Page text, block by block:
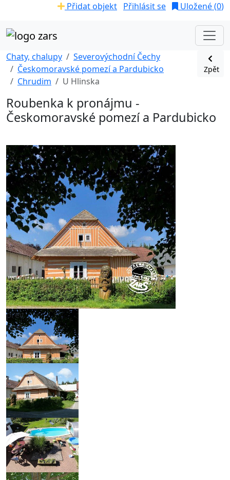
Přidat objekt Přihlásit se Uložené (0)
Chaty, chalupy
Severovýchodní Čechy
Českomoravské pomezí a Pardubicko
Chrudim
U Hlinska
Zpět
Roubenka k pronájmu -
Českomoravské pomezí a Pardubicko
prev
next